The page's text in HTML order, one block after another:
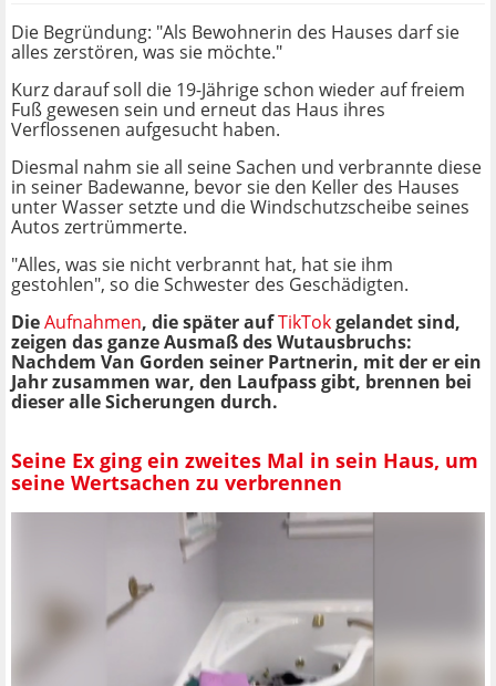
Die Begründung: "Als Bewohnerin des Hauses darf sie
alles zerstören, was sie möchte."
Kurz darauf soll die 19-Jährige schon wieder auf freiem
Fuß gewesen sein und erneut das Haus ihres
Verflossenen aufgesucht haben.
Diesmal nahm sie all seine Sachen und verbrannte diese
in seiner Badewanne, bevor sie den Keller des Hauses
unter Wasser setzte und die Windschutzscheibe seines
Autos zertrümmerte.
"Alles, was sie nicht verbrannt hat, hat sie ihm
gestohlen", so die Schwester des Geschädigten.
DieAufnahmen, die später aufTikTokgelandet sind,
zeigen das ganze Ausmaß des Wutausbruchs:
Nachdem Van Gorden seiner Partnerin, mit der er ein
Jahr zusammen war, den Laufpass gibt, brennen bei
dieser alle Sicherungen durch.
Seine Ex ging ein zweites Mal in sein Haus, um
seine Wertsachen zu verbrennen